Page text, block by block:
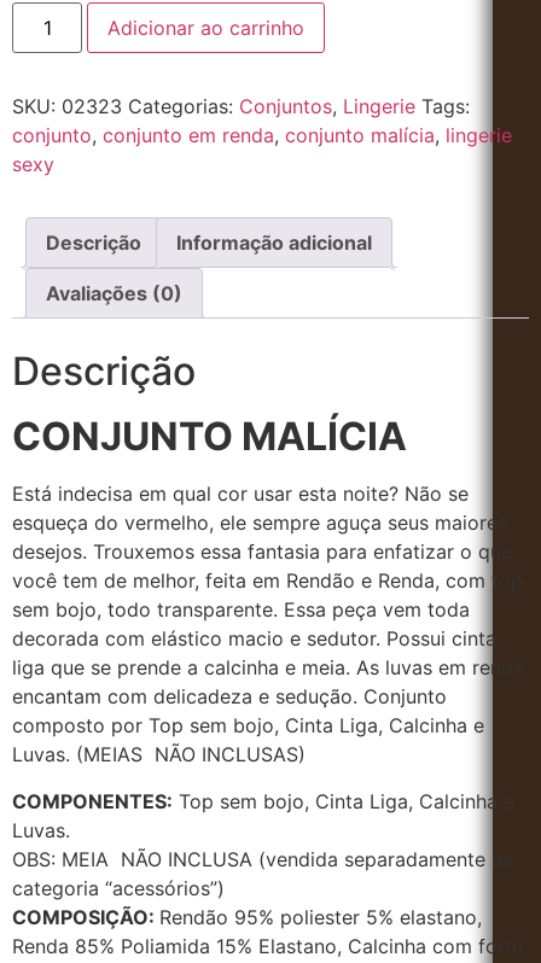
Adicionar ao carrinho
SKU: 02323 Categorias: Conjuntos, Lingerie Tags:
conjunto, conjunto em renda, conjunto malícia, lingerie
sexy
Descrição Informação adicional
Avaliações (0)
Descrição
CONJUNTO MALÍCIA
Está indecisa em qual cor usar esta noite? Não se
esqueça do vermelho, ele sempre aguça seus maiores
desejos. Trouxemos essa fantasia para enfatizar o que
você tem de melhor, feita em Rendão e Renda, com top
sem bojo, todo transparente. Essa peça vem toda
decorada com elástico macio e sedutor. Possui cinta
liga que se prende a calcinha e meia. As luvas em renda
encantam com delicadeza e sedução. Conjunto
composto por Top sem bojo, Cinta Liga, Calcinha e
Luvas. (MEIAS NÃO INCLUSAS)
COMPONENTES: Top sem bojo, Cinta Liga, Calcinha e
Luvas.
OBS: MEIA NÃO INCLUSA (vendida separadamente na
categoria “acessórios”)
COMPOSIÇÃO: Rendão 95% poliester 5% elastano,
Renda 85% Poliamida 15% Elastano, Calcinha com forro